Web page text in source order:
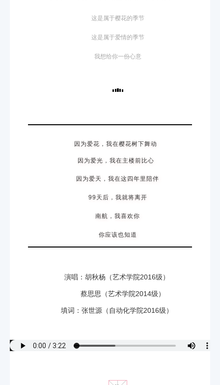
这是属于樱花的季节
这是属于爱情的季节
我想给你一份心意
因为爱花，我在樱花树下舞动
因为爱光，我在主楼前比心
因为爱天，我在这四年里陪伴
99天后 ，我就将离开
南航，我喜欢你
你应该也知道
演唱：胡秋杨（艺术学院2016级）
蔡思思（艺术学院2014级）
填词：张世源（自动化学院2016级）